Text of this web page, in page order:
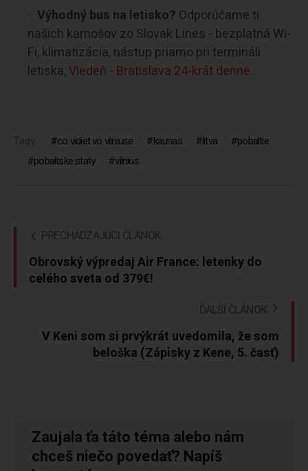
Výhodný bus na letisko? Odporúčame ti
našich kamošov zo Slovak Lines - bezplatná Wi-
Fi, klimatizácia, nástup priamo pri termináli
letiska,Viedeň - Bratislava 24-krát denne.
Tagy: co vidiet vo vilniuse kaunas litva
pobaltie
pobaltske staty
vilnius
PRECHÁDZAJÚCI ČLÁNOK
Obrovský výpredaj Air France: letenky do
celého sveta od 379€!
ĎALŠÍ ČLÁNOK
V Keni som si prvýkrát uvedomila, že som
beloška (Zápisky z Kene, 5. časť)
Zaujala ťa táto téma alebo nám
chceš niečo povedať? Napíš